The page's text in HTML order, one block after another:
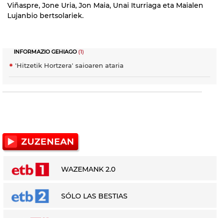
Viñaspre, Jone Uria, Jon Maia, Unai Iturriaga eta Maialen
Lujanbio bertsolariek.
INFORMAZIO GEHIAGO(1)
'Hitzetik Hortzera' saioaren ataria
WAZEMANK 2.0
SÓLO LAS BESTIAS